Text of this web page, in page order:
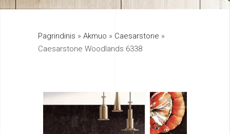
325
895
Pagrindinis » Akmuo » Caesarstone »
Caesarstone Woodlands 6338